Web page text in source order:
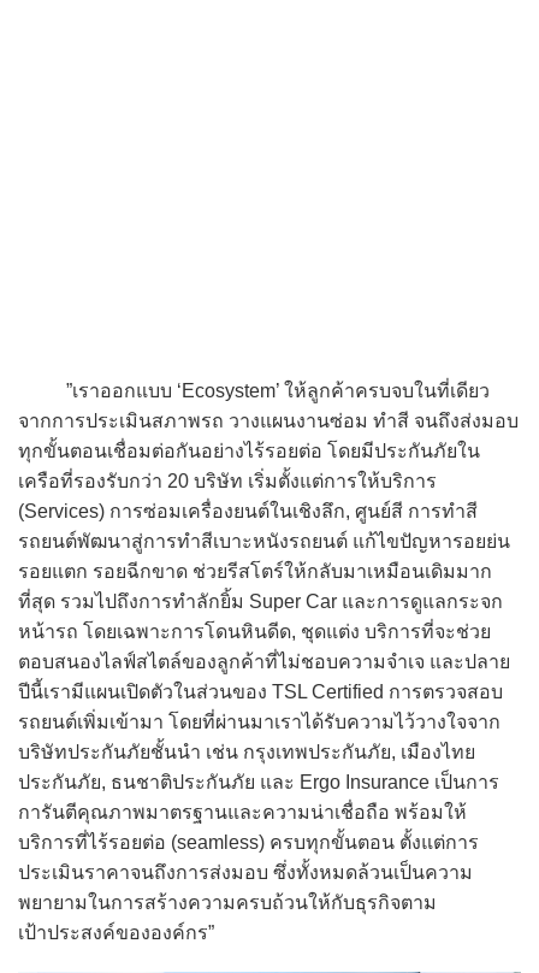
”เราออกแบบ ‘Ecosystem’ ให้ลูกค้าครบจบในที่เดียว
จากการประเมินสภาพรถ วางแผนงานซ่อม ทำสี จนถึงส่งมอบ
ทุกขั้นตอนเชื่อมต่อกันอย่างไร้รอยต่อ โดยมีประกันภัยใน
เครือที่รองรับกว่า 20 บริษัท เริ่มตั้งแต่การให้บริการ
(Services) การซ่อมเครื่องยนต์ในเชิงลึก, ศูนย์สี การทำสี
รถยนต์พัฒนาสู่การทำสีเบาะหนังรถยนต์ แก้ไขปัญหารอยย่น
รอยแตก รอยฉีกขาด ช่วยรีสโตร์ให้กลับมาเหมือนเดิมมาก
ที่สุด รวมไปถึงการทำลักยิ้ม Super Car และการดูแลกระจก
หน้ารถ โดยเฉพาะการโดนหินดีด, ชุดแต่ง บริการที่จะช่วย
ตอบสนองไลฟ์สไตล์ของลูกค้าที่ไม่ชอบความจำเจ และปลาย
ปีนี้เรามีแผนเปิดตัวในส่วนของ TSL Certified การตรวจสอบ
รถยนต์เพิ่มเข้ามา โดยที่ผ่านมาเราได้รับความไว้วางใจจาก
บริษัทประกันภัยชั้นนำ เช่น กรุงเทพประกันภัย, เมืองไทย
ประกันภัย, ธนชาติประกันภัย และ Ergo Insurance เป็นการ
การันตีคุณภาพมาตรฐานและความน่าเชื่อถือ พร้อมให้
บริการที่ไร้รอยต่อ (seamless) ครบทุกขั้นตอน ตั้งแต่การ
ประเมินราคาจนถึงการส่งมอบ ซึ่งทั้งหมดล้วนเป็นความ
พยายามในการสร้างความครบถ้วนให้กับธุรกิจตาม
เป้าประสงค์ขององค์กร”